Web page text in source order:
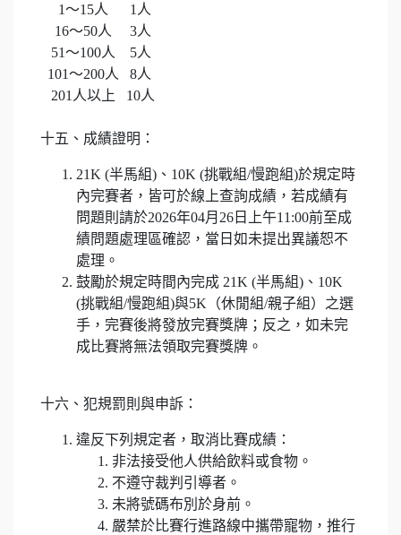
1～15人
1人
16～50人
3人
51～100人
5人
101～200人
8人
201人以上
10人
十五、成績證明：
21K (半馬組)、10K (挑戰組/慢跑組)於規定時
內完賽者，皆可於線上查詢成績，若成績有
問題則請於2026年04月26日上午11:00前至成
績問題處理區確認，當日如未提出異議恕不
處理。
鼓勵於規定時間內完成 21K (半馬組)、10K
(挑戰組/慢跑組)與5K（休閒組/親子組）之選
手，完賽後將發放完賽獎牌；反之，如未完
成比賽將無法領取完賽獎牌。
十六、犯規罰則與申訴：
違反下列規定者，取消比賽成績：
非法接受他人供給飲料或食物。
不遵守裁判引導者。
未將號碼布別於身前。
嚴禁於比賽行進路線中攜帶寵物，推行